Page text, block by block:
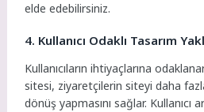
elde edebilirsiniz.
4. Kullanıcı Odaklı Tasarım
Kullanıcıların ihtiyaçlarına
sitesi, ziyaretçilerin siteyi daha
dönüş yapmasını sağlar. Kullanıcı